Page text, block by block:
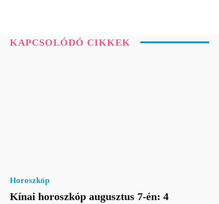
KAPCSOLÓDÓ CIKKEK
Horoszkóp
Kínai horoszkóp augusztus 7-én: 4